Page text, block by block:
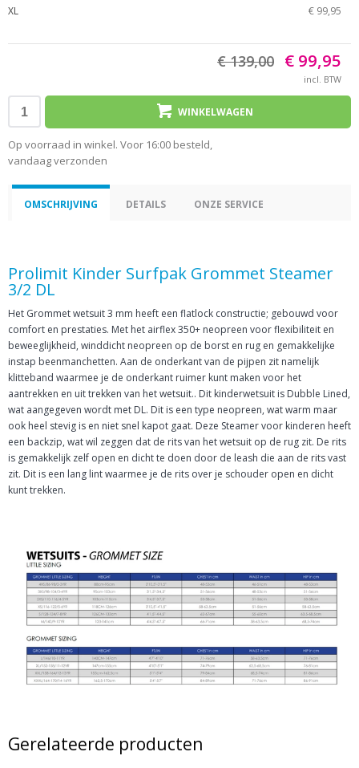
XL € 99,95
€ 139,00 € 99,95
incl. BTW
WINKELWAGEN
Op voorraad in winkel. Voor 16:00 besteld,
vandaag verzonden
OMSCHRIJVING DETAILS ONZE SERVICE
Prolimit Kinder Surfpak Grommet Steamer
3/2 DL
Het Grommet wetsuit 3 mm heeft een flatlock constructie; gebouwd voor
comfort en prestaties. Met het airflex 350+ neopreen voor flexibiliteit en
beweeglijkheid, winddicht neopreen op de borst en rug en gemakkelijke
instap beenmanchetten. Aan de onderkant van de pijpen zit namelijk
klitteband waarmee je de onderkant ruimer kunt maken voor het
aantrekken en uit trekken van het wetsuit.. Dit kinderwetsuit is Dubble Lined,
wat aangegeven wordt met DL. Dit is een type neopreen, wat warm maar
ook heel stevig is en niet snel kapot gaat. Deze Steamer voor kinderen heeft
een backzip, wat wil zeggen dat de rits van het wetsuit op de rug zit. De rits
is gemakkelijk zelf open en dicht te doen door de leash die aan de rits vast
zit. Dit is een lang lint waarmee je de rits over je schouder open en dicht
kunt trekken.
Gerelateerde producten